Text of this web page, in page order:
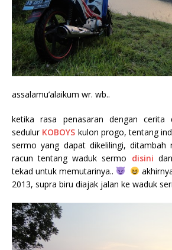
assalamu’alaikum wr. wb..
ketika rasa penasaran dengan cerita
sedulur KOBOYS kulon progo, tentang
sermo yang dapat dikelilingi, ditambah
racun tentang waduk sermo disini
tekad untuk memutarinya..
2013, supra biru diajak jalan ke waduk